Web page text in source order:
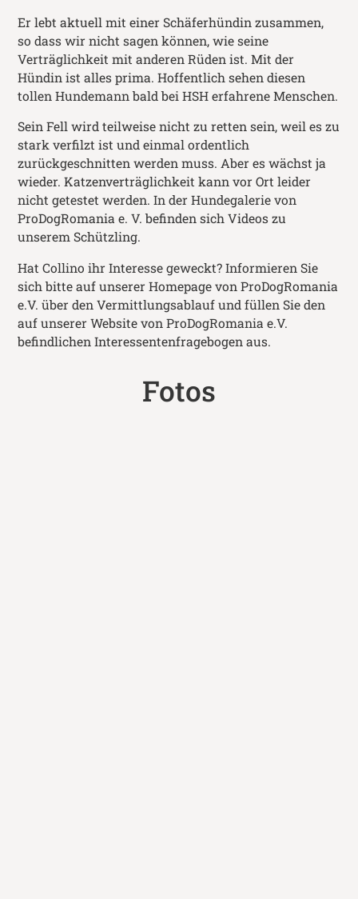
Er lebt aktuell mit einer Schäferhündin zusammen,
so dass wir nicht sagen können, wie seine
Verträglichkeit mit anderen Rüden ist. Mit der
Hündin ist alles prima. Hoffentlich sehen diesen
tollen Hundemann bald bei HSH erfahrene Menschen.
Sein Fell wird teilweise nicht zu retten sein, weil es zu
stark verfilzt ist und einmal ordentlich
zurückgeschnitten werden muss. Aber es wächst ja
wieder. Katzenverträglichkeit kann vor Ort leider
nicht getestet werden. In der Hundegalerie von
ProDogRomania e. V. befinden sich Videos zu
unserem Schützling.
Hat Collino ihr Interesse geweckt? Informieren Sie
sich bitte auf unserer Homepage von ProDogRomania
e.V. über den Vermittlungsablauf und füllen Sie den
auf unserer Website von ProDogRomania e.V.
befindlichen Interessentenfragebogen aus.
Fotos